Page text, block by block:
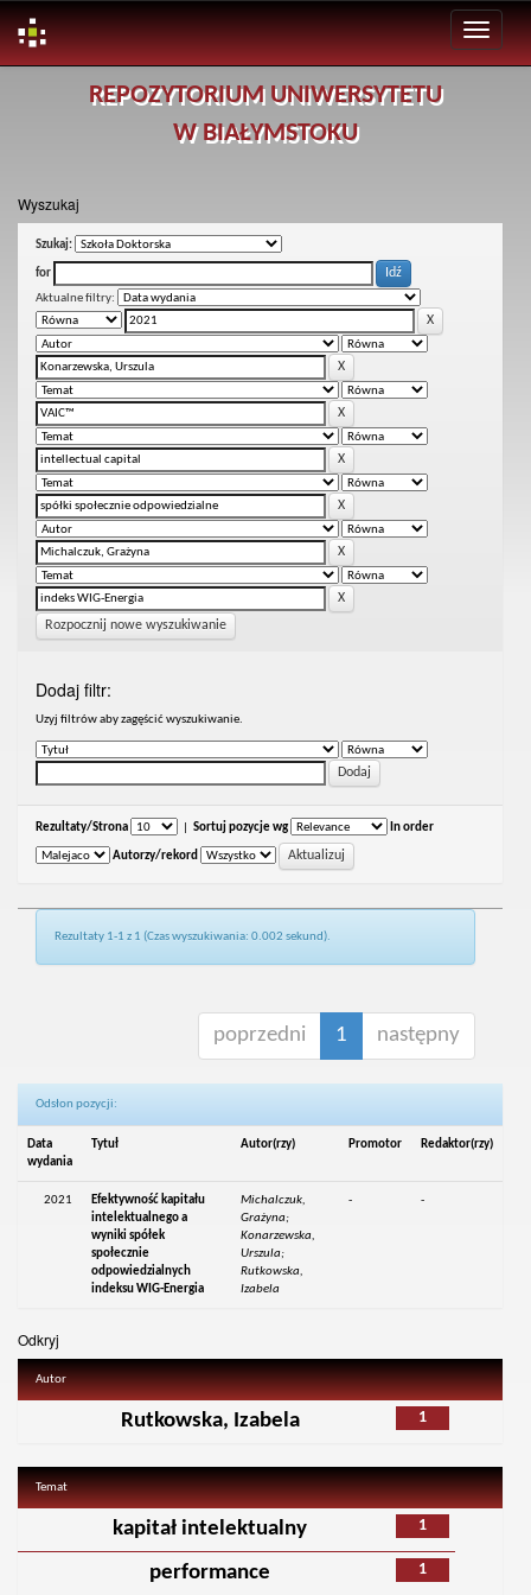
REPOZYTORIUM UNIWERSYTETU
W BIAŁYMSTOKU
Wyszukaj
Szukaj:
for
Aktualne filtry:
Rozpocznij nowe wyszukiwanie
Dodaj filtr:
Uzyj filtrów aby zagęścić wyszukiwanie.
Rezultaty/Strona Sortuj pozycje wg In order
Autorzy/rekord
Rezultaty 1-1 z 1 (Czas wyszukiwania: 0.002 sekund).
poprzedni 1 następny
Odsłon pozycji:
Data
wydania
Tytuł Autor(rzy) Promotor Redaktor(rzy)
2021
Efektywność kapitału
intelektualnego a
wyniki spółek
społecznie
odpowiedzialnych
indeksu WIG-Energia
Michalczuk,
Grażyna;
Konarzewska,
Urszula;
Rutkowska,
Izabela
- -
Odkryj
Autor
1
Rutkowska, Izabela
Temat
1
kapitał intelektualny
1
performance